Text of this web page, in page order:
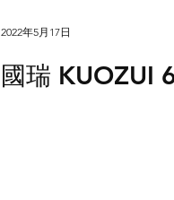
國瑞 KUOZUI
2022年5月17日